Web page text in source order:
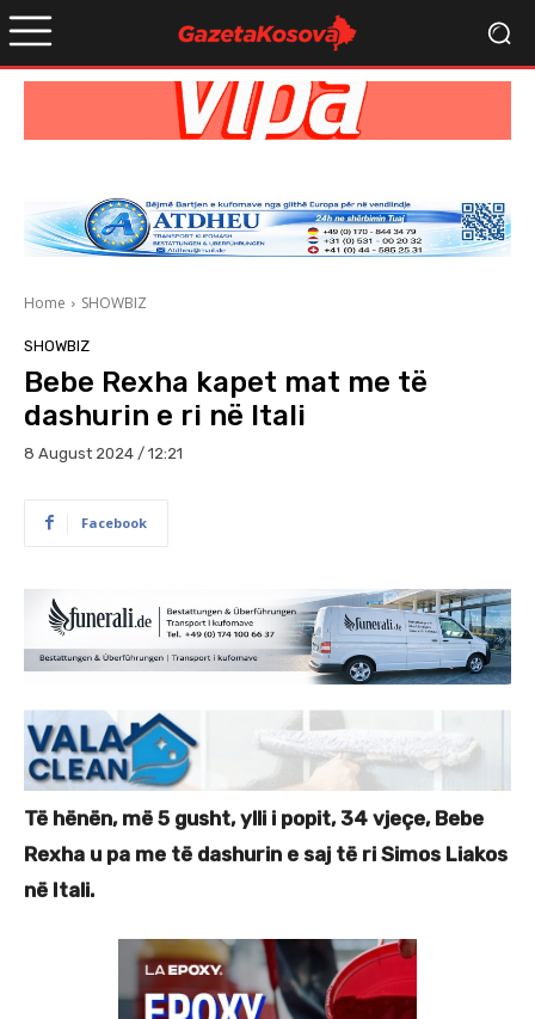
Home SHOWBIZ
SHOWBIZ
Bebe Rexha kapet mat me të
dashurin e ri në Itali
8 August 2024 / 12:21
Facebook
Të hënën, më 5 gusht, ylli i popit, 34 vjeçe, Bebe
Rexha u pa me të dashurin e saj të ri Simos Liakos
në Itali.